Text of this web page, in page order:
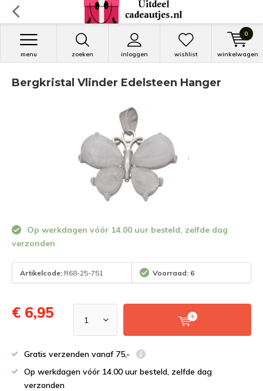
zoeken inloggen
menu wishlist winkelwagen
0
Bergkristal Vlinder Edelsteen Hanger
Op werkdagen vóór 14.00 uur besteld, zelfde dag
verzonden
Artikelcode: R68-25-751 Voorraad: 6
€ 6,95
Gratis verzenden vanaf 75,-
Op werkdagen vóór 14.00 uur besteld, zelfde dag
verzonden